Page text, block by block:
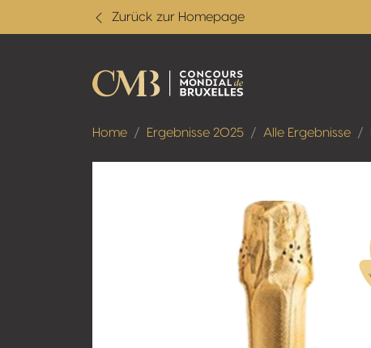
Zurück zur Homepage
Home Ergebnisse 2025 Alle Ergebnisse